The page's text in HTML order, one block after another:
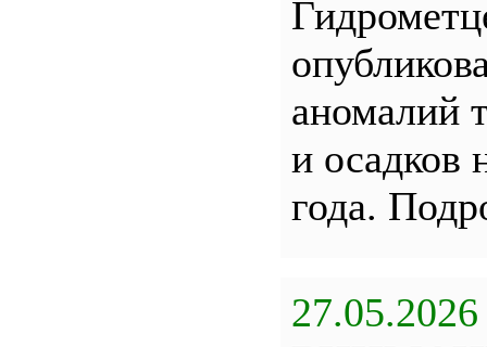
аномалий
и осадков
года.
27.05.2026